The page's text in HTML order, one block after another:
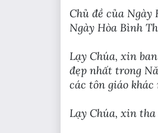
Chủ đề của
Ngày Hòa Bình
Lạy Chúa, xin
đẹp nhất trong
các tôn giáo
Lạy Chúa, xin